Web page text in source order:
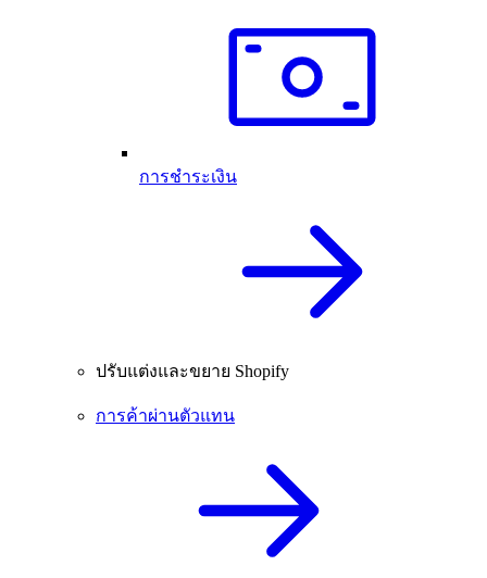
การชำระเงิน
ปรับแต่งและขยาย Shopify
การค้าผ่านตัวแทน